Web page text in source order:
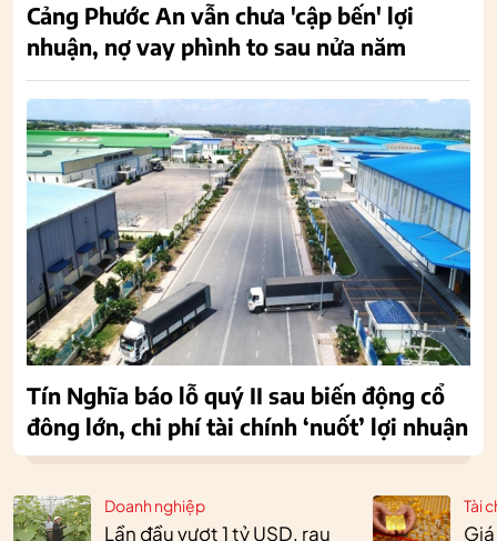
Doanh nghiệp
Lần đầu vượt 1 tỷ USD, rau
Tài
Cảng Phước An vẫn chưa 'cập bến' lợi
nhuận, nợ vay phình to sau nửa năm
Tín Nghĩa báo lỗ quý II sau biến động cổ
đông lớn, chi phí tài chính ‘nuốt’ lợi nhuận